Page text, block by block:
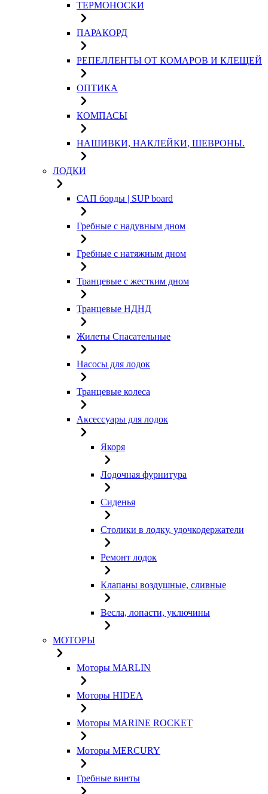
ТЕРМОНОСКИ
ПАРАКОРД
РЕПЕЛЛЕНТЫ ОТ КОМАРОВ И КЛЕЩЕЙ
ОПТИКА
КОМПАСЫ
НАШИВКИ, НАКЛЕЙКИ, ШЕВРОНЫ.
ЛОДКИ
САП борды | SUP board
Гребные с надувным дном
Гребные с натяжным дном
Транцевые с жестким дном
Транцевые НДНД
Жилеты Спасательные
Насосы для лодок
Транцевые колеса
Аксессуары для лодок
Якоря
Лодочная фурнитура
Сиденья
Столики в лодку, удочкодержатели
Ремонт лодок
Клапаны воздушные, сливные
Весла, лопасти, уключины
МОТОРЫ
Моторы MARLIN
Моторы HIDEA
Моторы MARINE ROCKET
Моторы MERCURY
Гребные винты